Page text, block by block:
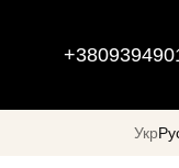
Укр